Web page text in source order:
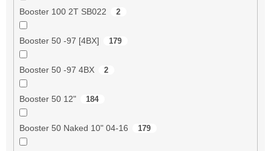
Booster 100 2T SB022 2
Booster 50 -97 [4BX] 179
Booster 50 -97 4BX 2
Booster 50 12" 184
Booster 50 Naked 10" 04-16 179